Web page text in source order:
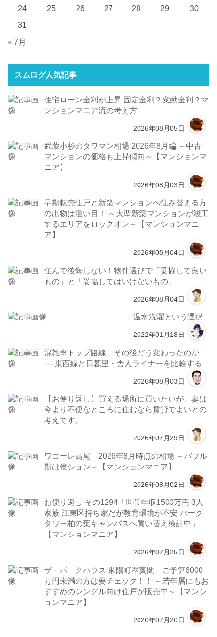
24
25 26 27 28 29
30
31
« 7月
スムログ人気記事
住宅ローン金利が上昇 固定金利？変動金利？マ
ンションマニア流の考え方
2026年08月05日
武蔵小杉のタワマン相場 2026年8月編 ～中古
マンションの価格も上昇傾向～【マンションマ
ニア】
2026年08月03日
早期転売住戸と新築マンションへ住み替える方
の出物は狙い目！ ～大型新築マンションが竣工
するエリアをロックオン～【マンションマニ
ア】
2026年08月04日
住んで後悔しない！物件選びで「妥協して良い
もの」と「妥協してはいけないもの」
2026年08月04日
温水洗濯という選択
2022年01月18日
混雑率トップ路線、その後どう変わったのか
──東西線と日暮里・舎人ライナーを比較する
2026年08月03日
【お便り返し】買える場所に買いたいが、妻は
今より不便なところに住むなら賃貸でよいとの
考えです。
2026年07月29日
ワコーレ高尾 2026年8月時点の相場 ～バブル
期は億ション～【マンションマニア】
2026年08月02日
お便り返し その1294「世帯年収1500万円 3人
家族 江東区持ち家だが教育環境が不安 パーク
タワー柏の葉キャンパスへ買い替え検討中」
【マンションマニア】
2026年07月25日
ザ・パークハウス 東陽町翠賓閣 ご予算6000
万円未満の方は要チェック！！ ～若年層にもお
すすめのシングル向け住戸が販売中～【マンシ
ョンマニア】
2026年07月26日